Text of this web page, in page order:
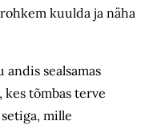
kuulda ja näha
sealsamas
tõmbas terve
mille